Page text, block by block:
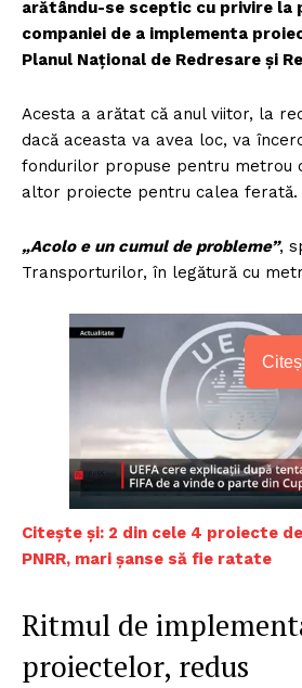
arătându-se sceptic cu privire la
companiei de a implementa
Planul Naţional de Redresare şi
Acesta a arătat că anul viitor, la
dacă aceasta va avea loc, va
fondurilor propuse pentru metrou
altor proiecte pentru calea ferată.
„Acolo e un cumul de probleme”,
Transporturilor, în legătură cu
Citește și: 2 din cele 4 proiecte
PNRR, mari șanse să fie ratate
Ritmul de
proiectelor, redus